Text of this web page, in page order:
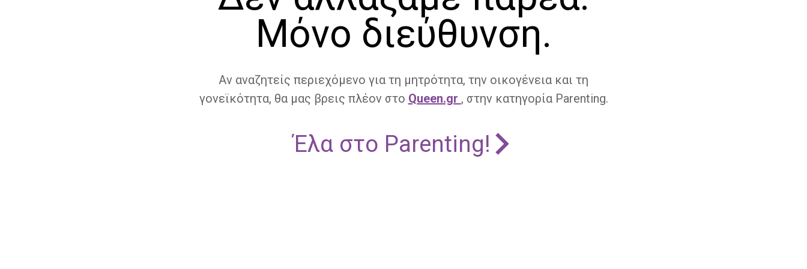
Μόνο διεύθυνση.
Αν αναζητείς περιεχόμενο για τη μητρότητα, την οικογένεια και τη
γονεϊκότητα, θα μας βρεις πλέον στο Queen.gr , στην κατηγορία Parenting.
Έλα στο Parenting!